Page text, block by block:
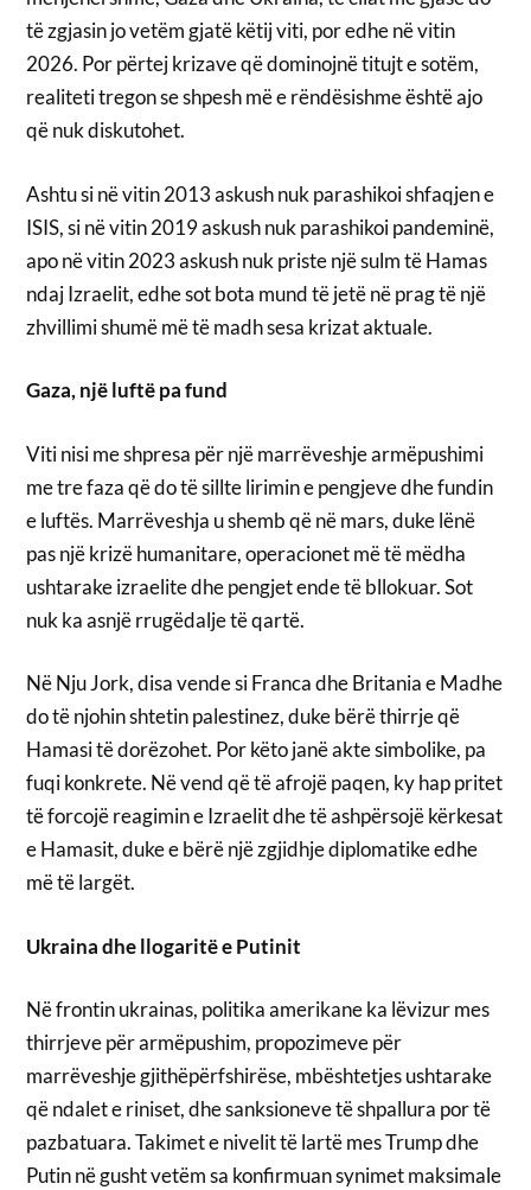
të zgjasin jo vetëm gjatë këtij viti, por edhe në vitin
2026. Por përtej krizave që dominojnë titujt e sotëm,
realiteti tregon se shpesh më e rëndësishme është ajo
që nuk diskutohet.
Ashtu si në vitin 2013 askush nuk parashikoi shfaqjen e
ISIS, si në vitin 2019 askush nuk parashikoi pandeminë,
apo në vitin 2023 askush nuk priste një sulm të Hamas
ndaj Izraelit, edhe sot bota mund të jetë në prag të një
zhvillimi shumë më të madh sesa krizat aktuale.
Gaza, një luftë pa fund
Viti nisi me shpresa për një marrëveshje armëpushimi
me tre faza që do të sillte lirimin e pengjeve dhe fundin
e luftës. Marrëveshja u shemb që në mars, duke lënë
pas një krizë humanitare, operacionet më të mëdha
ushtarake izraelite dhe pengjet ende të bllokuar. Sot
nuk ka asnjë rrugëdalje të qartë.
Në Nju Jork, disa vende si Franca dhe Britania e Madhe
do të njohin shtetin palestinez, duke bërë thirrje që
Hamasi të dorëzohet. Por këto janë akte simbolike, pa
fuqi konkrete. Në vend që të afrojë paqen, ky hap pritet
të forcojë reagimin e Izraelit dhe të ashpërsojë kërkesat
e Hamasit, duke e bërë një zgjidhje diplomatike edhe
më të largët.
Ukraina dhe llogaritë e Putinit
Në frontin ukrainas, politika amerikane ka lëvizur mes
thirrjeve për armëpushim, propozimeve për
marrëveshje gjithëpërfshirëse, mbështetjes ushtarake
që ndalet e riniset, dhe sanksioneve të shpallura por të
pazbatuara. Takimet e nivelit të lartë mes Trump dhe
Putin në gusht vetëm sa konfirmuan synimet maksimale